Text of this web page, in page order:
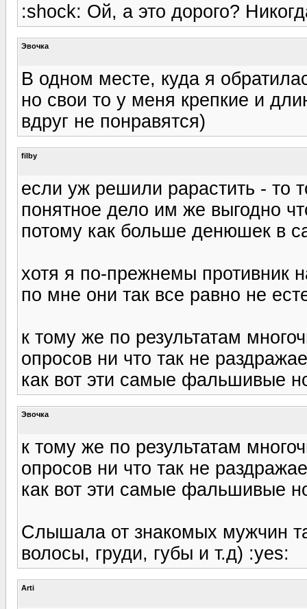
:shock: Ой, а это дорого?
Эвочка
В одном месте, куда я
но свои то у меня крепкие и
вдруг не понравятся)
filby
если уж решили рарастить - то
понятное дело им же выгодно
потому как больше денюшек в
хотя я по-прежнемы противник
по мне они так все равно не
к тому же по результатам
опросов ни что так не
как вот эти самые фальшивые
Эвочка
к тому же по результатам
опросов ни что так не
как вот эти самые фальшивые
Слышала от знакомых мужчин
волосы, груди, губы и т.д) :yes:
Arti